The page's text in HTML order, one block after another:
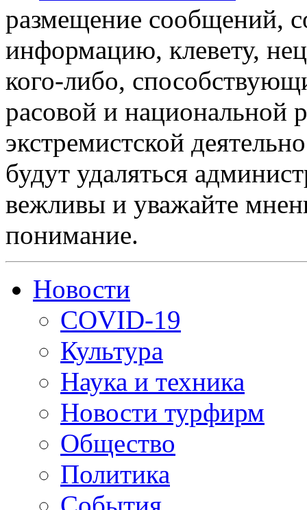
размещение сообщений,
информацию, клевету,
кого-либо,
расовой и национальной
экстремистской
будут удаляться
вежливы и уважайте
понимание.
Новости
COVID-19
Культура
Наука и техника
Новости турфирм
Общество
Политика